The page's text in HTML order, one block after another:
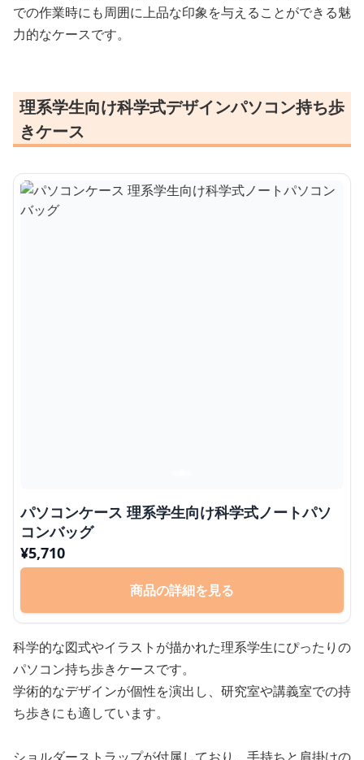
での作業時にも周囲に上品な印象を与えることができる魅
力的なケースです。
理系学生向け科学式デザインパソコン持ち歩
きケース
パソコンケース 理系学生向け科学式ノートパソ
コンバッグ
¥5,710
商品の詳細を見る
科学的な図式やイラストが描かれた理系学生にぴったりの
パソコン持ち歩きケースです。
学術的なデザインが個性を演出し、研究室や講義室での持
ち歩きにも適しています。